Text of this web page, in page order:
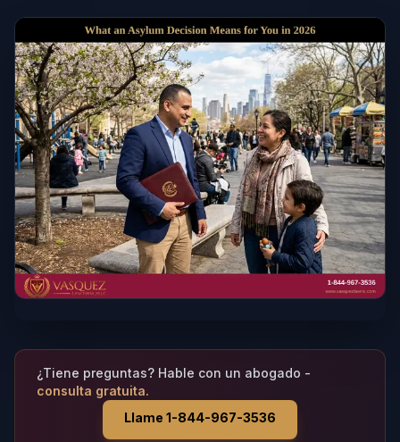
¿Tiene preguntas? Hable con un abogado -
consulta gratuita.
Llame 1-844-967-3536